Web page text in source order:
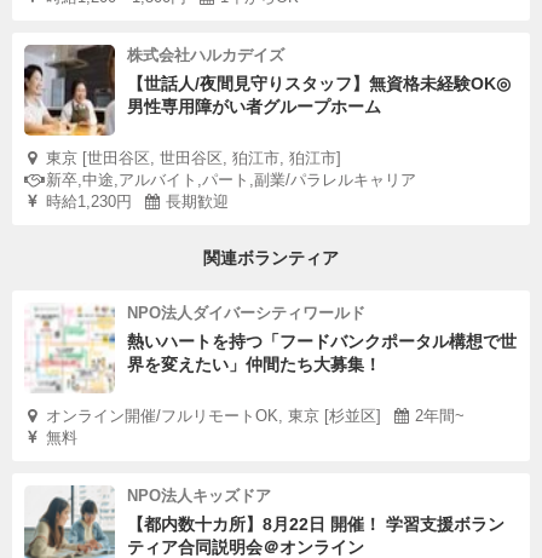
株式会社ハルカデイズ
【世話人/夜間見守りスタッフ】無資格未経験OK◎
男性専用障がい者グループホーム
東京 [世田谷区, 世田谷区, 狛江市, 狛江市]
新卒,中途,アルバイト,パート,副業/パラレルキャリア
時給1,230円
長期歓迎
関連ボランティア
NPO法人ダイバーシティワールド
熱いハートを持つ「フードバンクポータル構想で世
界を変えたい」仲間たち大募集！
オンライン開催/フルリモートOK, 東京 [杉並区]
2年間~
無料
NPO法人キッズドア
【都内数十カ所】8月22日 開催！ 学習支援ボラン
ティア合同説明会＠オンライン